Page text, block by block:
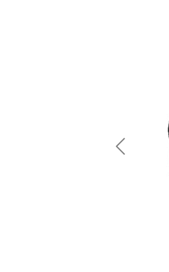
Previous